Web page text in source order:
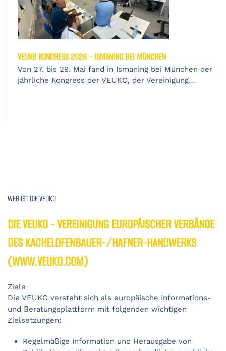
VEUKO KONGRESS 2026 – ISMANING BEI MÜNCHEN
Von 27. bis 29. Mai fand in Ismaning bei München der
jährliche Kongress der VEUKO, der Vereinigung…
WER IST DIE VEUKO
DIE VEUKO - VEREINIGUNG EUROPÄISCHER VERBÄNDE
DES KACHELOFENBAUER-/HAFNER-HANDWERKS
(WWW.VEUKO.COM)
Ziele
Die VEUKO versteht sich als europäische Informations-
und Beratungsplattform mit folgenden wichtigen
Zielsetzungen:
Regelmäßige Information und Herausgabe von